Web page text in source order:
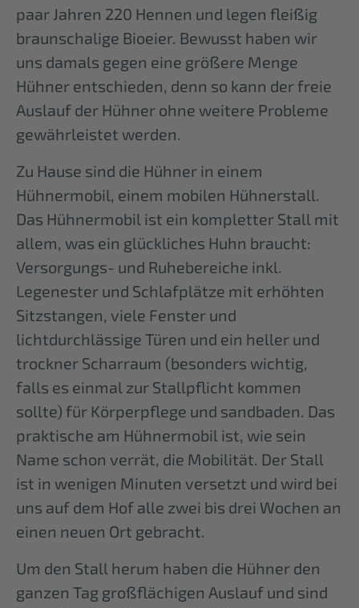
paar Jahren 220 Hennen und legen fleißig
braunschalige Bioeier. Bewusst haben wir
uns damals gegen eine größere Menge
Hühner entschieden, denn so kann der freie
Auslauf der Hühner ohne weitere Probleme
gewährleistet werden.
Zu Hause sind die Hühner in einem
Hühnermobil, einem mobilen Hühnerstall.
Das Hühnermobil ist ein kompletter Stall mit
allem, was ein glückliches Huhn braucht:
Versorgungs- und Ruhebereiche inkl.
Legenester und Schlafplätze mit erhöhten
Sitzstangen, viele Fenster und
lichtdurchlässige Türen und ein heller und
trockner Scharraum (besonders wichtig,
falls es einmal zur Stallpflicht kommen
sollte) für Körperpflege und sandbaden. Das
praktische am Hühnermobil ist, wie sein
Name schon verrät, die Mobilität. Der Stall
ist in wenigen Minuten versetzt und wird bei
uns auf dem Hof alle zwei bis drei Wochen an
einen neuen Ort gebracht.
Um den Stall herum haben die Hühner den
ganzen Tag großflächigen Auslauf und sind